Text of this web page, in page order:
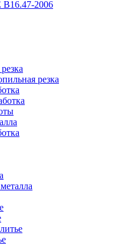
2006
резка